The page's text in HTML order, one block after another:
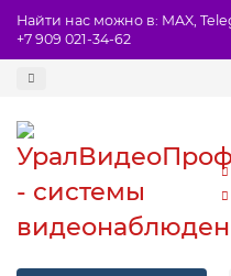
Найти нас можно в: MAX,
+7 909 021-34-62